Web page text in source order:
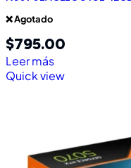
❌ Agotado
$795.00
Leer más
Quick view